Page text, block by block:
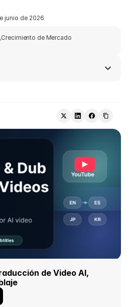
junio de 2026
,Crecimiento de Mercado
de Video AI,